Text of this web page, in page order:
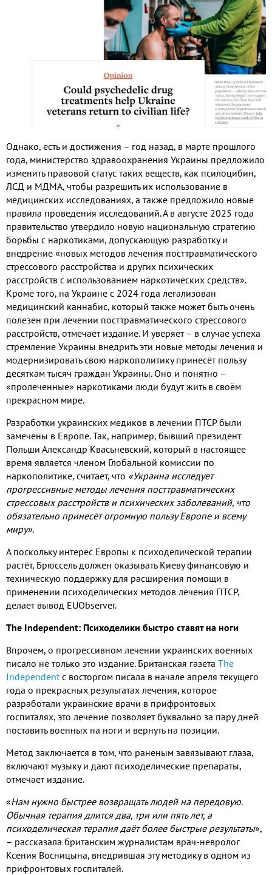
Однако, есть и достижения – год назад, в марте прошлого
года, министерство здравоохранения Украины предложило
изменить правовой статус таких веществ, как псилоцибин,
ЛСД и МДМА, чтобы разрешить их использование в
медицинских исследованиях, а также предложило новые
правила проведения исследований.А в августе 2025 года
правительство утвердило новую национальную стратегию
борьбы с наркотиками, допускающую разработку и
внедрение «новых методов лечения посттравматического
стрессового расстройства и других психических
расстройств с использованием наркотических средств».
Кроме того, на Украине с 2024 года легализован
медицинский каннабис, который также может быть очень
полезен при лечении посттравматического стрессового
расстройств, отмечает издание. И уверяет – в случае успеха
стремление Украины внедрить эти новые методы лечения и
модернизировать свою наркополитику принесёт пользу
десяткам тысяч граждан Украины.Оно и понятно –
«пролеченные» наркотиками люди будут жить в своём
прекрасном мире.
Разработки украинских медиков в лечении ПТСР были
замечены в Европе.Так, например, бывший президент
Польши Александр Квасьневский, который в настоящее
время является членом Глобальной комиссии по
наркополитике, считает, что «Украина исследует
прогрессивные методы лечения посттравматических
стрессовых расстройств и психических заболеваний, что
обязательно принесёт огромную пользу Европе и всему
миру».
А поскольку интерес Европы к психоделической терапии
растёт, Брюссель должен оказывать Киеву финансовую и
техническую поддержку для расширения помощи в
применении психоделических методов лечения ПТСР,
делает вывод EUObserver.
The Independent: Психоделики быстро ставят на ноги
Впрочем, о прогрессивном лечении украинских военных
писало не только это издание. Британская газета The
Independent с восторгом писала в начале апреля текущего
года о прекрасных результатах лечения, которое
разработали украинские врачи в прифронтовых
госпиталях, это лечение позволяет буквально за пару дней
поставить военных на ноги и вернуть на позиции.
Метод заключается в том, что раненым завязывают глаза,
включают музыку и дают психоделические препараты,
отмечает издание.
«Нам нужно быстрее возвращать людей на передовую.
Обычная терапия длится два, три или пять лет, а
психоделическая терапия даёт более быстрые результаты»,
– рассказала британским журналистам врач-невролог
Ксения Восницына, внедрившая эту методику в одном из
прифронтовых госпиталей.